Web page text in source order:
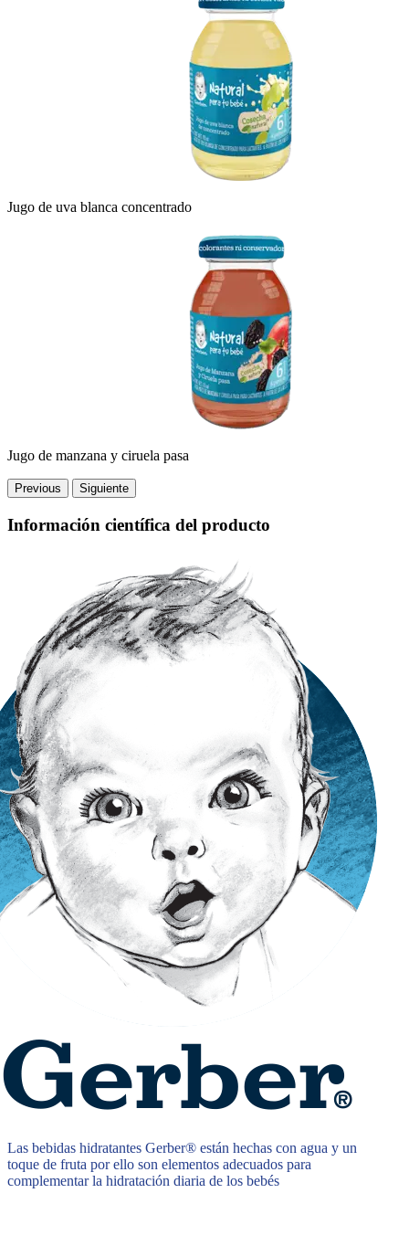
Jugo de uva blanca concentrado
Jugo de manzana y ciruela pasa
Previous Siguiente
Información científica del producto
Las bebidas hidratantes Gerber® están hechas con agua y un
toque de fruta por ello son elementos adecuados para
complementar la hidratación diaria de los bebés